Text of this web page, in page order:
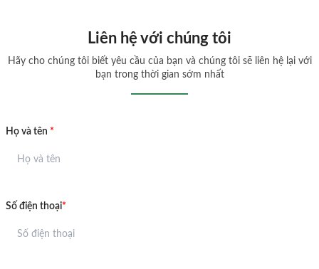
Liên hệ với chúng tôi
Hãy cho chúng tôi biết yêu cầu của bạn và chúng tôi sẽ liên hệ lại với
bạn trong thời gian sớm nhất
Họ và tên *
Số điện thoại*